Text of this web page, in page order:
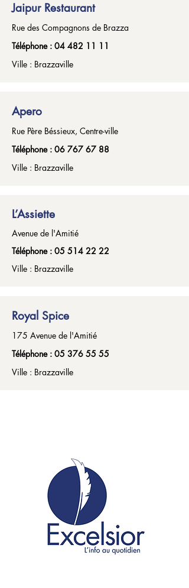
Jaipur Restaurant
Rue des Compagnons de Brazza
Téléphone : 04 482 11 11
Ville : Brazzaville
Apero
Rue Père Béssieux, Centre-ville
Téléphone : 06 767 67 88
Ville : Brazzaville
L’Assiette
Avenue de l'Amitié
Téléphone : 05 514 22 22
Ville : Brazzaville
Royal Spice
175 Avenue de l'Amitié
Téléphone : 05 376 55 55
Ville : Brazzaville